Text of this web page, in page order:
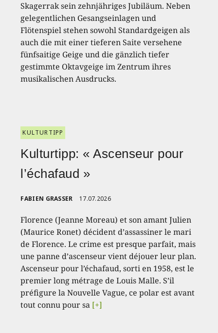
Skagerrak sein zehnjähriges Jubiläum. Neben
gelegentlichen Gesangseinlagen und
Flötenspiel stehen sowohl Standardgeigen als
auch die mit einer tieferen Saite versehene
fünfsaitige Geige und die gänzlich tiefer
gestimmte Oktavgeige im Zentrum ihres
musikalischen Ausdrucks.
KULTURTIPP
Kulturtipp: « Ascenseur pour
l’échafaud »
FABIEN GRASSER 17.07.2026
Florence (Jeanne Moreau) et son amant Julien
(Maurice Ronet) décident d’assassiner le mari
de Florence. Le crime est presque parfait, mais
une panne d’ascenseur vient déjouer leur plan.
Ascenseur pour l’échafaud, sorti en 1958, est le
premier long métrage de Louis Malle. S’il
préfigure la Nouvelle Vague, ce polar est avant
tout connu pour sa [+]